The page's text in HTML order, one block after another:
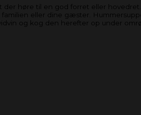
der høre til en god forret eller
eller dine gæster.
og kog den herefter op under